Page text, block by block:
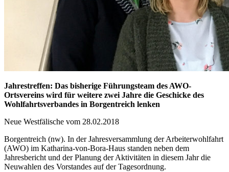
Jahrestreffen: Das bisherige Führungsteam des AWO-
Ortsvereins wird für weitere zwei Jahre die Geschicke des
Wohlfahrtsverbandes in Borgentreich lenken
Neue Westfälische vom 28.02.2018
Borgentreich (nw). In der Jahresversammlung der Arbeiterwohlfahrt
(AWO) im Katharina-von-Bora-Haus standen neben dem
Jahresbericht und der Planung der Aktivitäten in diesem Jahr die
Neuwahlen des Vorstandes auf der Tagesordnung.